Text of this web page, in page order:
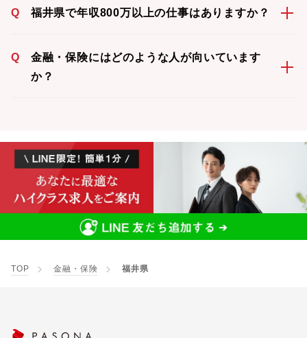
Q 福井県で年収800万以上の仕事はありますか？
Q
金融・保険にはどのような人が向いています
か？
TOP 金融・保険 福井県